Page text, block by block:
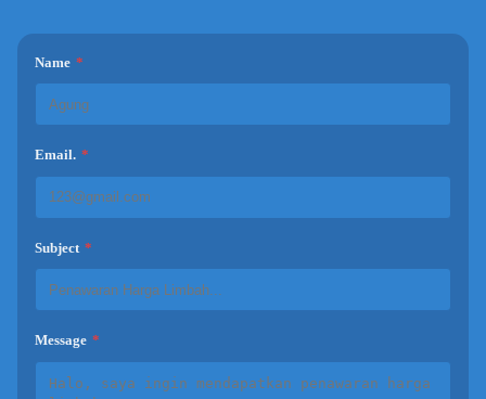
Name *
Email. *
example@gmail.com
Subject *
Message *